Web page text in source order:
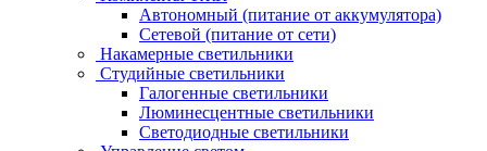
Автономный (питание от аккумулятора)
Сетевой (питание от сети)
Накамерные светильники
Студийные светильники
Галогенные светильники
Люминесцентные светильники
Светодиодные светильники